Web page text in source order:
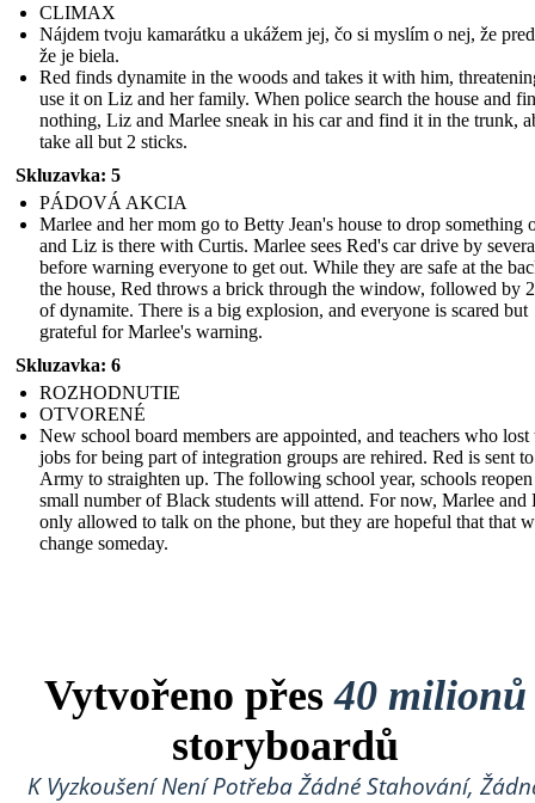
CLIMAX
Nájdem tvoju kamarátku a ukážem jej, čo si myslím o nej, že
že je biela.
Red finds dynamite in the woods and takes it with him,
use it on Liz and her family. When police search the house and
nothing, Liz and Marlee sneak in his car and find it in the trunk,
take all but 2 sticks.
Skluzavka: 5
PÁDOVÁ AKCIA
Marlee and her mom go to Betty Jean's house to drop something
and Liz is there with Curtis. Marlee sees Red's car drive by
before warning everyone to get out. While they are safe at the
the house, Red throws a brick through the window, followed by
of dynamite. There is a big explosion, and everyone is scared but
grateful for Marlee's warning.
Skluzavka: 6
ROZHODNUTIE
OTVORENÉ
New school board members are appointed, and teachers who lost
jobs for being part of integration groups are rehired. Red is sent
Army to straighten up. The following school year, schools reopen
small number of Black students will attend. For now, Marlee and
only allowed to talk on the phone, but they are hopeful that that
change someday.
Vytvořeno přes40 milionů
storyboardů
K Vyzkoušení Není Potřeba Žádné Stahování,